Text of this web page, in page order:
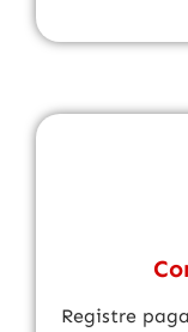
Registre